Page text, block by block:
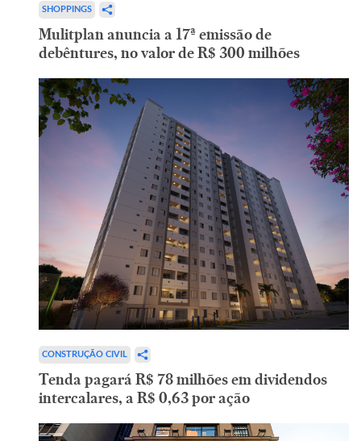
SHOPPINGS
Mulitplan anuncia a 17ª emissão de
debêntures, no valor de R$ 300 milhões
CONSTRUÇÃO CIVIL
Tenda pagará R$ 78 milhões em dividendos
intercalares, a R$ 0,63 por ação